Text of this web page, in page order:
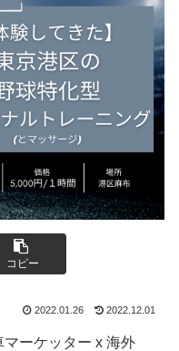
コピー
2022.01.26 2022.12.01
ーケッター x 海外